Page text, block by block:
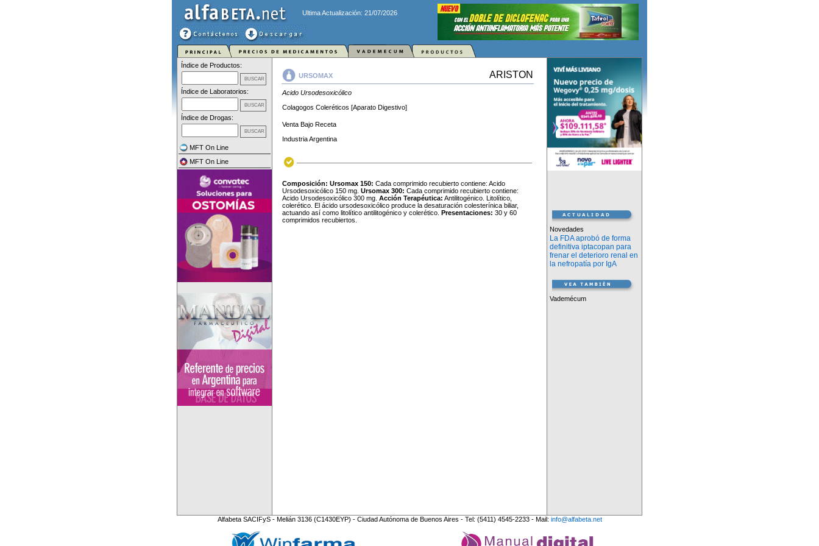
Ultima Actualización: 21/07/2026
Índice de Productos:
Índice de Laboratorios:
Índice de Drogas:
MFT On Line
MFT On Line
URSOMAX ARISTON
Acido Ursodesoxicólico
Colagogos Coleréticos [Aparato Digestivo]
Venta Bajo Receta
Industria Argentina
Composición: Ursomax 150: Cada comprimido recubierto contiene: Acido
Ursodesoxicólico 150 mg. Ursomax 300: Cada comprimido recubierto contiene:
Acido Ursodesoxicólico 300 mg. Acción Terapéutica: Antilitogénico. Litolítico,
colerético. El ácido ursodesoxicólico produce la desaturación colesterínica biliar,
actuando así como litolítico antilitogénico y colerético. Presentaciones: 30 y 60
comprimidos recubiertos.
Novedades
La FDA aprobó de forma
definitiva iptacopan para
frenar el deterioro renal en
la nefropatía por IgA
Vademécum
Alfabeta SACIFyS - Melián 3136 (C1430EYP) - Ciudad Autónoma de Buenos Aires - Tel: (5411) 4545-2233 - Mail: info@alfabeta.net